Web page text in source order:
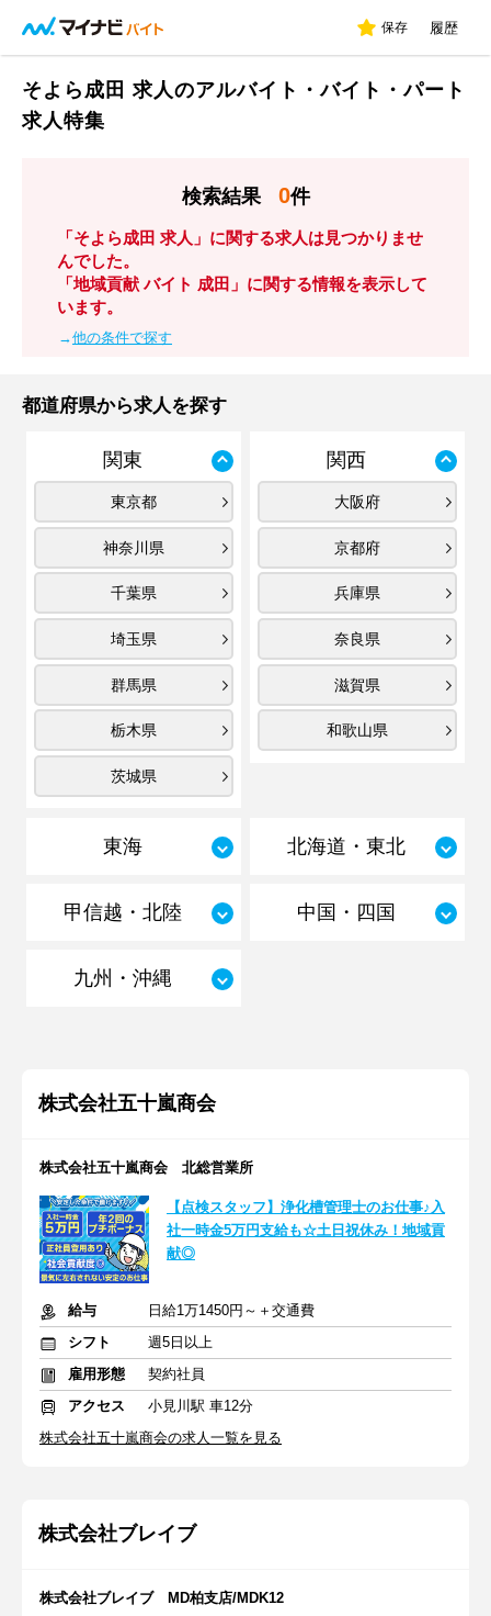
保存 履歴
そよら成田 求人のアルバイト・バイト・パート
求人特集
検索結果 0件
「そよら成田 求人」に関する求人は見つかりませ
んでした。
「地域貢献 バイト 成田」に関する情報を表示して
います。
→他の条件で探す
都道府県から求人を探す
関東
東京都
神奈川県
千葉県
埼玉県
群馬県
栃木県
茨城県
関西
大阪府
京都府
兵庫県
奈良県
滋賀県
和歌山県
東海 北海道・東北
甲信越・北陸 中国・四国
九州・沖縄
株式会社五十嵐商会
株式会社五十嵐商会 北総営業所
【点検スタッフ】浄化槽管理士のお仕事♪入
社一時金5万円支給も☆土日祝休み！地域貢
献◎
給与
日給1万1450円～＋交通費
シフト
週5日以上
雇用形態
契約社員
アクセス
小見川駅 車12分
株式会社五十嵐商会の求人一覧を見る
株式会社ブレイブ
株式会社ブレイブ MD柏支店/MDK12